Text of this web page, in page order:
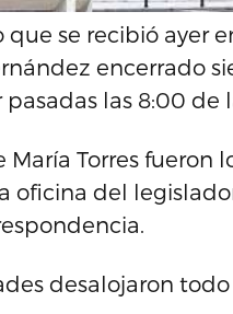
que se recibió ayer
encerrado
las 8:00 de
Torres
oficina del
desalojaron